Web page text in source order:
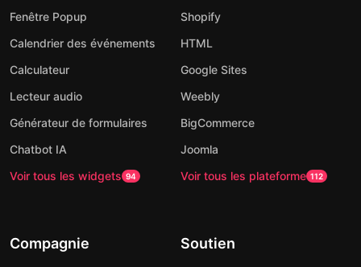
Fenêtre Popup
Calendrier des événements
Calculateur
Lecteur audio
Générateur de formulaires
Chatbot IA
Voir tous les widgets 94
Shopify
HTML
Google Sites
Weebly
BigCommerce
Joomla
Voir tous les plateforme 112
Compagnie Soutien